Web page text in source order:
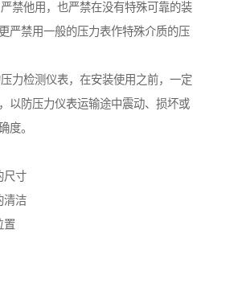
禁他用，也严禁在没有特殊可靠的装
严禁用一般的压力表作特殊介质的压
力检测仪表，在安装使用之前，一定
以防压力仪表运输途中震动、损坏或
度。
尺寸
清洁
置